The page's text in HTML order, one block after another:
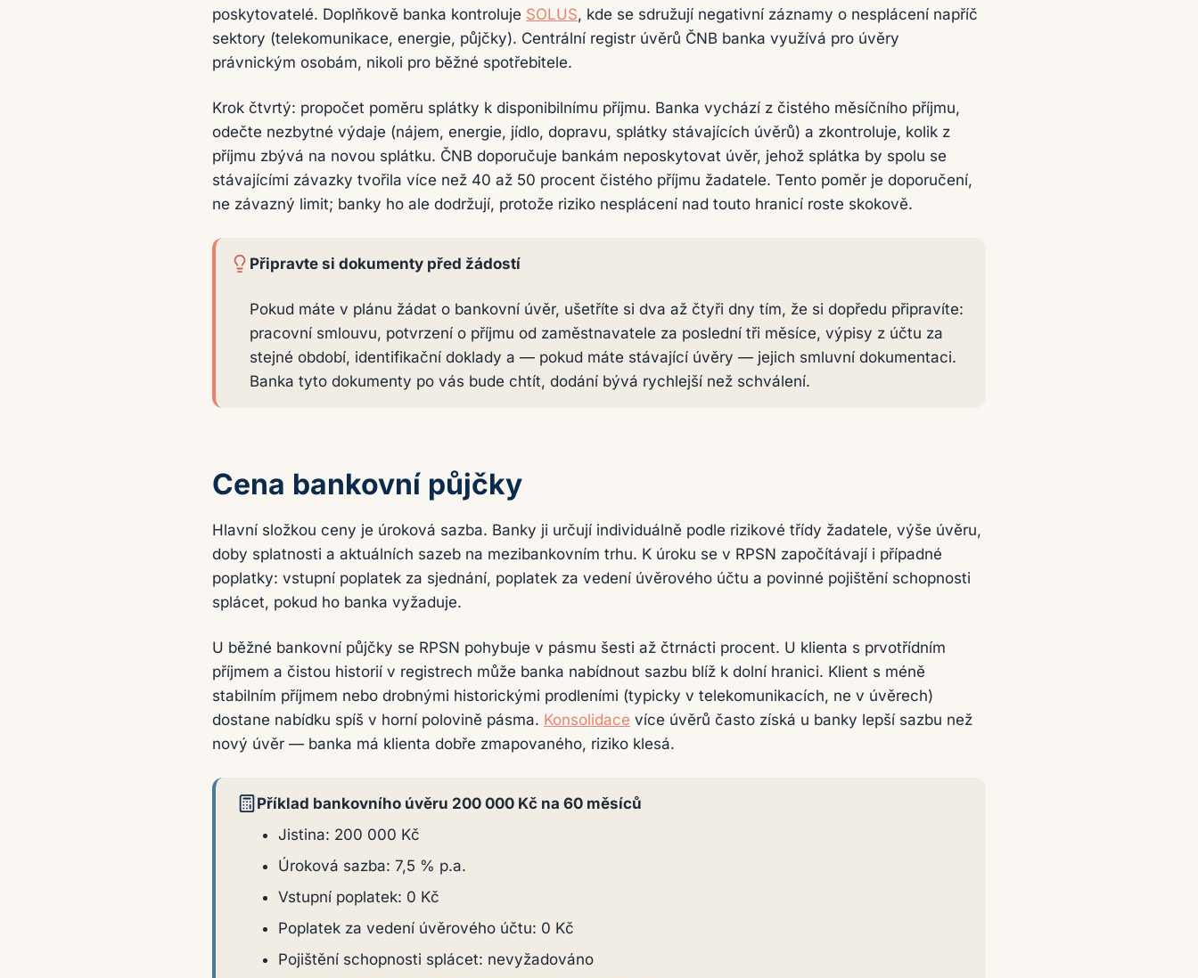
poskytovatelé. Doplňkově banka kontroluje SOLUS, kde se sdružují negativní záznamy o nesplácení napříč
sektory (telekomunikace, energie, půjčky). Centrální registr úvěrů ČNB banka využívá pro úvěry
právnickým osobám, nikoli pro běžné spotřebitele.
Krok čtvrtý: propočet poměru splátky k disponibilnímu příjmu. Banka vychází z čistého měsíčního příjmu,
odečte nezbytné výdaje (nájem, energie, jídlo, dopravu, splátky stávajících úvěrů) a zkontroluje, kolik z
příjmu zbývá na novou splátku. ČNB doporučuje bankám neposkytovat úvěr, jehož splátka by spolu se
stávajícími závazky tvořila více než 40 až 50 procent čistého příjmu žadatele. Tento poměr je doporučení,
ne závazný limit; banky ho ale dodržují, protože riziko nesplácení nad touto hranicí roste skokově.
Připravte si dokumenty před žádostí
Pokud máte v plánu žádat o bankovní úvěr, ušetříte si dva až čtyři dny tím, že si dopředu připravíte:
pracovní smlouvu, potvrzení o příjmu od zaměstnavatele za poslední tři měsíce, výpisy z účtu za
stejné období, identifikační doklady a — pokud máte stávající úvěry — jejich smluvní dokumentaci.
Banka tyto dokumenty po vás bude chtít, dodání bývá rychlejší než schválení.
Cena bankovní půjčky
Hlavní složkou ceny je úroková sazba. Banky ji určují individuálně podle rizikové třídy žadatele, výše úvěru,
doby splatnosti a aktuálních sazeb na mezibankovním trhu. K úroku se v RPSN započítávají i případné
poplatky: vstupní poplatek za sjednání, poplatek za vedení úvěrového účtu a povinné pojištění schopnosti
splácet, pokud ho banka vyžaduje.
U běžné bankovní půjčky se RPSN pohybuje v pásmu šesti až čtrnácti procent. U klienta s prvotřídním
příjmem a čistou historií v registrech může banka nabídnout sazbu blíž k dolní hranici. Klient s méně
stabilním příjmem nebo drobnými historickými prodleními (typicky v telekomunikacích, ne v úvěrech)
dostane nabídku spíš v horní polovině pásma. Konsolidace více úvěrů často získá u banky lepší sazbu než
nový úvěr — banka má klienta dobře zmapovaného, riziko klesá.
Příklad bankovního úvěru 200 000 Kč na 60 měsíců
Jistina: 200 000 Kč
Úroková sazba: 7,5 % p.a.
Vstupní poplatek: 0 Kč
Poplatek za vedení úvěrového účtu: 0 Kč
Pojištění schopnosti splácet: nevyžadováno